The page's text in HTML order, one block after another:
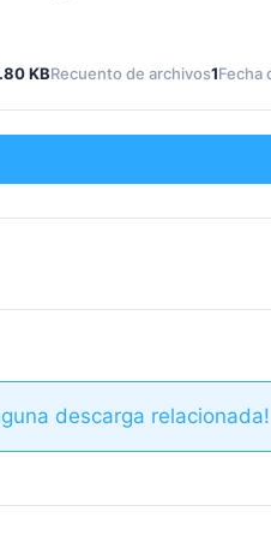
KBRecuento de archivos1Fecha
descarga relacionada!